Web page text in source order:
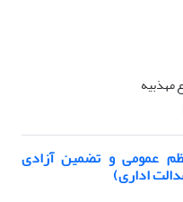
مهذبیه
عمومی و تضمین آزادی
اداری)